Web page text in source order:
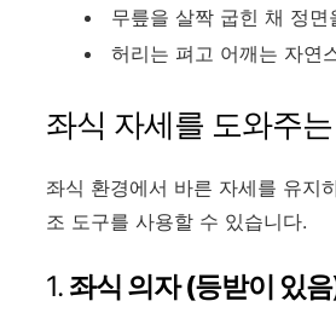
무릎을 살짝 굽힌 채 정면
허리는 펴고 어깨는 자연
좌식 자세를 도와주
좌식 환경에서 바른 자세를 유지
조 도구를 사용할 수 있습니다.
1. 좌식 의자 (등받이 있